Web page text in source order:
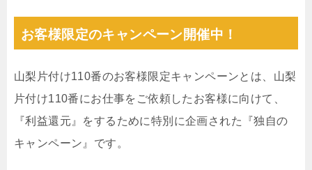
お客様限定のキャンペーン開催中！
山梨片付け110番のお客様限定キャンペーンとは、山梨
片付け110番にお仕事をご依頼したお客様に向けて、
『利益還元』をするために特別に企画された『独自の
キャンペーン』です。